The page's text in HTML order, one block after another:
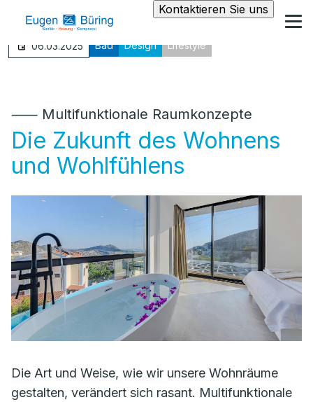
Kontaktieren Sie uns
06.03.2025 Bad Design Lifestyle
⸺ Multifunktionale Raumkonzepte
Die Zukunft des Wohnens
und Wohlfühlens
Die Art und Weise, wie wir unsere Wohnräume
gestalten, verändert sich rasant. Multifunktionale